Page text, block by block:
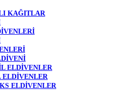
KAĞITLAR
ELDİVENLER
ELDİVENLER